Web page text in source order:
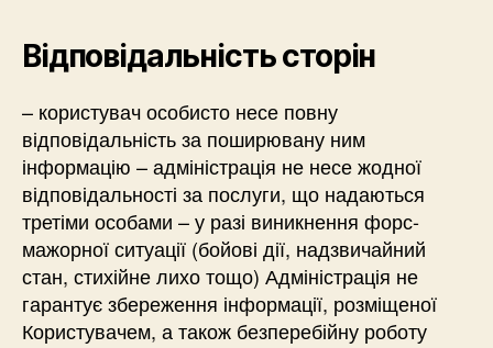
Відповідальність сторін
– користувач особисто несе повну
відповідальність за поширювану ним
інформацію – адміністрація не несе жодної
відповідальності за послуги, що надаються
третіми особами – у разі виникнення форс-
мажорної ситуації (бойові дії, надзвичайний
стан, стихійне лихо тощо) Адміністрація не
гарантує збереження інформації, розміщеної
Користувачем, а також безперебійну роботу